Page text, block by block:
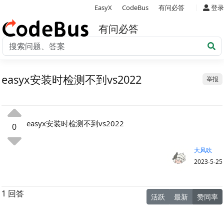
EasyX CodeBus 有问必答 登录
有问必答
举报
easyx安装时检测不到vs2022
0 easyx安装时检测不到vs2022
大风吹
2023-5-25
1 回答 活跃 最新 赞同率